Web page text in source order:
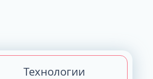
Технологии